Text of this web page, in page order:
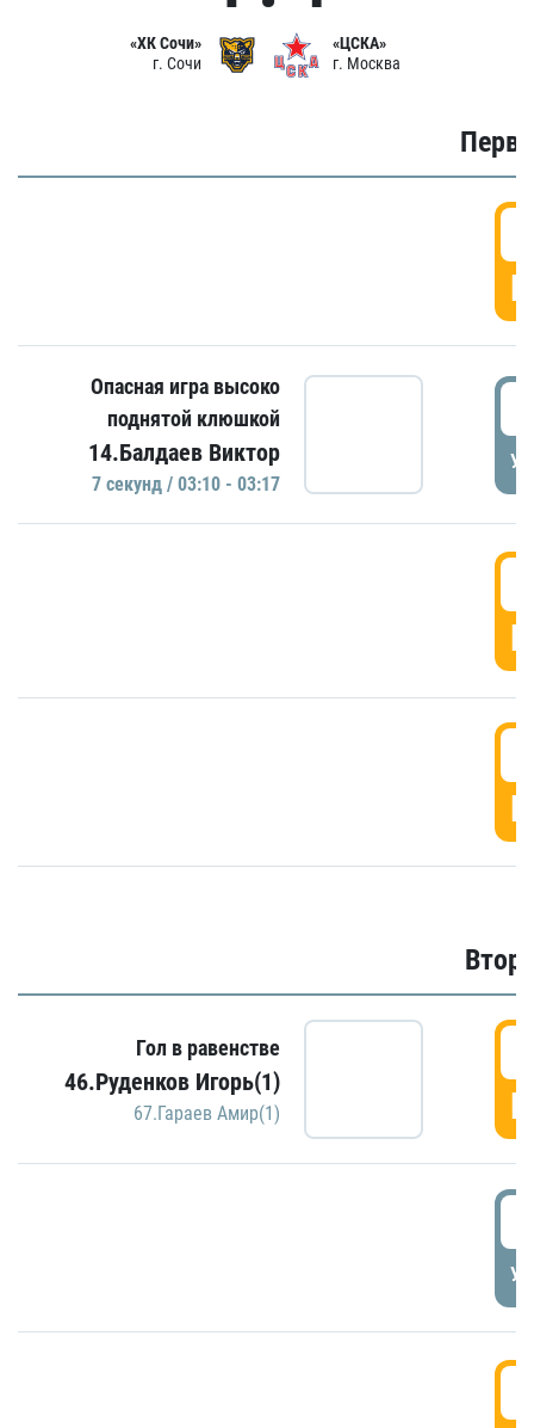
«ХК Сочи»
г. Сочи
«ЦСКА»
г. Москва
Опасная игра высоко
поднятой клюшкой
14.Балдаев Виктор
7 секунд / 03:10 - 03:17
Гол в равенстве
46.Руденков Игорь(1)
67.Гараев Амир(1)